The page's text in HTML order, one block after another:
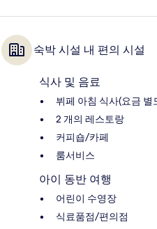
숙박 시설 내 편의 시설
식사 및 음료
뷔페 아침 식사(요금
2 개의 레스토랑
커피숍/카페
룸서비스
아이 동반 여행
어린이 수영장
식료품점/편의점